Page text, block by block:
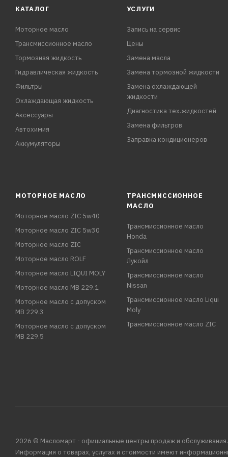
КАТАЛОГ
Моторное масло
Трансмиссионное масло
Тормозная жидкость
Гидравлическая жидкость
Фильтры
Охлаждающая жидкость
Аксессуары
Автохимия
Аккумуляторы
УСЛУГИ
Запись на сервис
Цены
Замена масла
Замена тормозной жидкости
Замена охлаждающей
жидкости
Диагностика тех.жидкостей
Замена фильтров
Заправка кондиционеров
МОТОРНОЕ МАСЛО
Моторное масло ZIC 5w40
Моторное масло ZIC 5w30
Моторное масло ZIC
Моторное масло ROLF
Моторное масло LIQUI MOLY
Моторное масло MB 229.1
Моторное масло с допуском
MB 229.3
Моторное масло с допуском
MB 229.5
ТРАНСМИССИОННОЕ
МАСЛО
Трансмиссионное масло
Honda
Трансмиссионное масло
Лукойл
Трансмиссионное масло
Nissan
Трансмиссионное масло Liqui
Moly
Трансмиссионное масло ZIC
2026 © Масломарт - официальные центры продаж и обслуживания.
Информация о товарах, услугах и стоимости имеют